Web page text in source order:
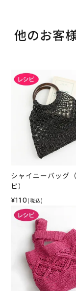
他のお客
シャイニーバッグ
ピ）
¥110 (税込)